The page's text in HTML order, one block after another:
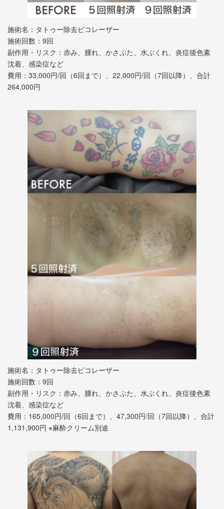
施術名：タトゥー除去ピコレーザー
施術回数：9回
副作用・リスク：赤み、腫れ、かさぶた、水ぶくれ、炎症後色素
沈着、感染症など
費用：33,000円/回（6回まで）、22,000円/回（7回以降）、合計
264,000円
施術名：タトゥー除去ピコレーザー
施術回数：9回
副作用・リスク：赤み、腫れ、かさぶた、水ぶくれ、炎症後色素
沈着、感染症など
費用：165,000円/回（6回まで）、47,300円/回（7回以降）、合計
1,131,900円 ※麻酔クリーム別途